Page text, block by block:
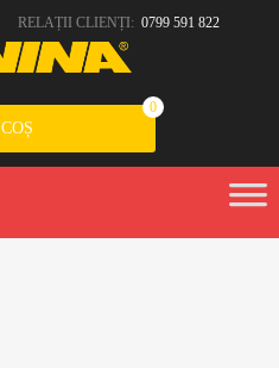
RELAȚII CLIENȚI: 0799 591 822
COȘ
0